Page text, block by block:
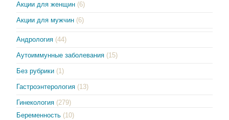
Акции для женщин (6)
Акции для мужчин (6)
Андрология (44)
Аутоиммунные заболевания (15)
Без рубрики (1)
Гастроэнтерология (13)
Гинекология (279)
Беременность (10)